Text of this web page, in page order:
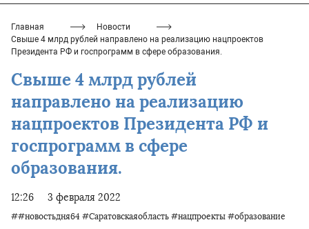
Главная
Новости
Свыше 4 млрд рублей направлено на реализацию нацпроектов
Президента РФ и госпрограмм в сфере образования.
Свыше 4 млрд рублей
направлено на реализацию
нацпроектов Президента РФ и
госпрограмм в сфере
образования.
12:26 3 февраля 2022
##новостьдня64 #Саратовскаяобласть #нацпроекты #образование